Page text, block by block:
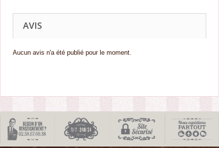
AVIS
Aucun avis n'a été publié pour le moment.